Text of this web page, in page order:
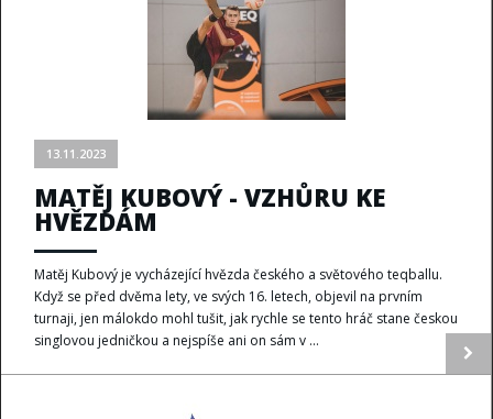
13.11.2023
MATĚJ KUBOVÝ - VZHŮRU KE
HVĚZDÁM
Matěj Kubový je vycházející hvězda českého a světového teqballu.
Když se před dvěma lety, ve svých 16. letech, objevil na prvním
turnaji, jen málokdo mohl tušit, jak rychle se tento hráč stane českou
singlovou jedničkou a nejspíše ani on sám v ...